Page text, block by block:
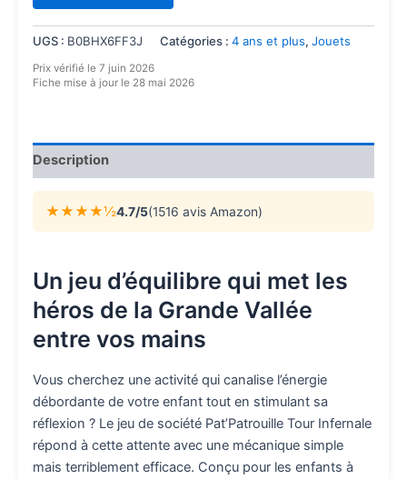
UGS : B0BHX6FF3J Catégories : 4 ans et plus, Jouets
Prix vérifié le 7 juin 2026
Fiche mise à jour le 28 mai 2026
Description
★★★★½4.7/5(1516 avis Amazon)
Un jeu d’équilibre qui met les
héros de la Grande Vallée
entre vos mains
Vous cherchez une activité qui canalise l’énergie
débordante de votre enfant tout en stimulant sa
réflexion ? Le jeu de société Pat’Patrouille Tour Infernale
répond à cette attente avec une mécanique simple
mais terriblement efficace. Conçu pour les enfants à